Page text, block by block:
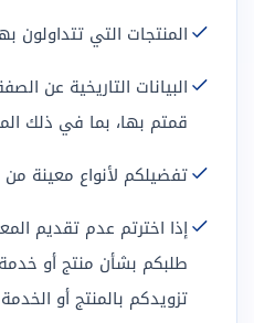
المنتجات التي تتداولون
البيانات التاريخية عن
قمتم بها، بما في ذلك
تفضيلكم لأنواع معينة
إذا اخترتم عدم تقديم
طلبكم بشأن منتج أو
تزويدكم بالمنتج أو